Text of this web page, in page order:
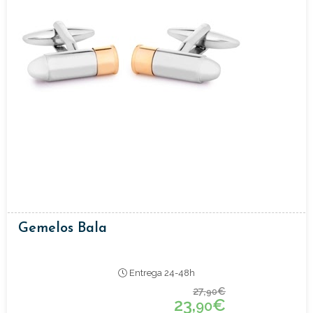
Gemelos Bala
Entrega 24-48h
27,90€
23,90€